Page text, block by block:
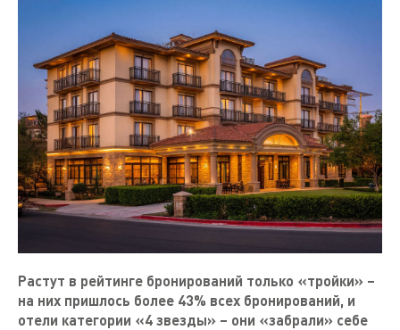
Растут в рейтинге бронирований только «тройки» –
на них пришлось более 43% всех бронирований, и
отели категории «4 звезды» – они «забрали» себе